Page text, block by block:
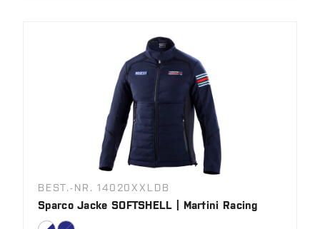
BEST.-NR. 14020XXLDB
Sparco Jacke SOFTSHELL | Martini Racing